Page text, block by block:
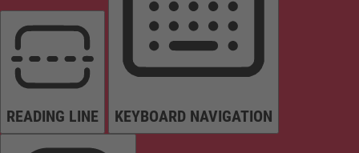
READING LINE KEYBOARD NAVIGATION